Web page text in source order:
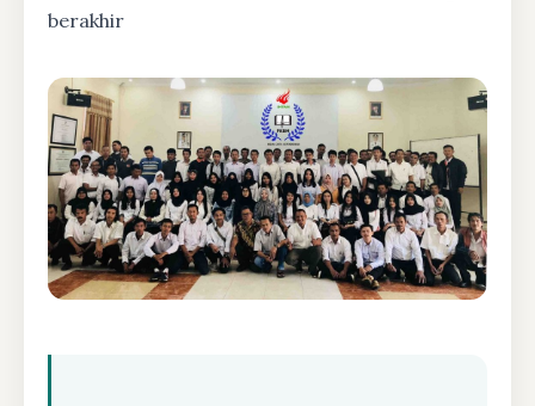
berakhir